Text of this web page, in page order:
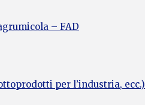
– FAD
per l’industria, ecc.)